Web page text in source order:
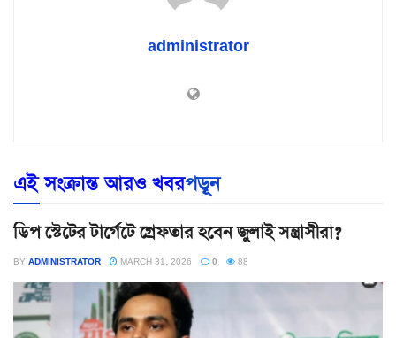
administrator
এই সংক্রান্ত আরও খবরপড়ূন
ডিপ স্টেটের টার্গেটে গ্রেফতার হবেন জুলাই সন্ত্রাসীরা?
BY ADMINISTRATOR MARCH 31, 2026 0 88